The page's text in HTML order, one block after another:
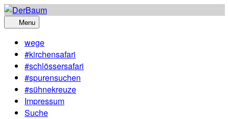
Skip
to
Menu
wege
#kirchensafari
#schlössersafari
#spurensuchen
#sühnekreuze
Impressum
Suche